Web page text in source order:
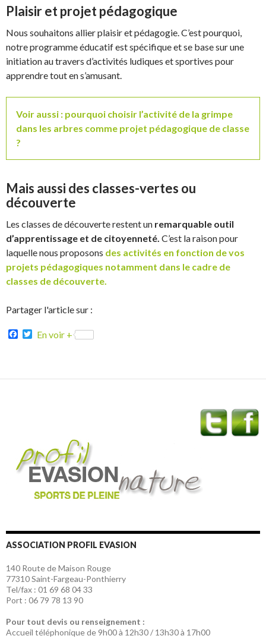
Plaisir et projet pédagogique
Nous souhaitons allier plaisir et pédagogie. C’est pourquoi,
notre programme éducatif est spécifique et se base sur une
initiation au travers d’activités ludiques et sportives pour
apprendre tout en s’amusant.
Voir aussi : pourquoi choisir l’activité de la grimpe
dans les arbres comme projet pédagogique de classe
?
Mais aussi des classes-vertes ou
découverte
Les classes de découverte restent un remarquable outil
d’apprentissage et de citoyenneté. C’est la raison pour
laquelle nous proposons des activités en fonction de vos
projets pédagogiques notamment dans le cadre de
classes de découverte.
Partager l'article sur :
F
o
T
e
En voir +
ASSOCIATION PROFIL EVASION
140 Route de Maison Rouge
77310 Saint-Fargeau-Ponthierry
Tel/fax : 01 69 68 04 33
Port : 06 79 78 13 90
Pour tout devis ou renseignement :
Accueil téléphonique de 9h00 à 12h30 / 13h30 à 17h00